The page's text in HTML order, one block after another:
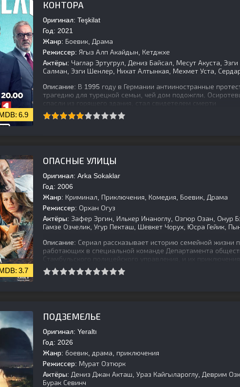
6.9
КОНТОРА
Оригинал: Teşkilat
Год: 2021
Жанр: Боевик, Драма
Режиссер: Ягыз Алп Акайдын, Кетджхе
Актёры: Чаглар Эртугрул, Дениз Байсал, Месут Акуста,
Салман, Эзги Шенлер, Нихат Алтынкая, Мехмет Уста,
Описание: В 1995 году в Германии антииностранные
трагедию для турецкой семьи, чей дом подожгли.
спасли из горящего здания, стал свидетелем смерти
3.7
ОПАСНЫЕ УЛИЦЫ
Оригинал: Arka Sokaklar
Год: 2006
Жанр: Криминал, Приключения, Комедия, Боевик, Драма
Режиссер: Орхан Огуз
Актёры: Зафер Эргин, Илькер Инаноглу, Озгюр Озан, Онур
Гамзе Озчелик, Угур Пекташ, Шевкет Чорух, Юсра Гейик,
Описание: Сериал рассказывает историю семейной жизни
работающих в специальной команде Департамента
Стамбульского полицейского управления, и их
ПОДЗЕМЕЛЬЕ
Оригинал: Yeraltı
Год: 2026
Жанр: боевик, драма, приключения
Режиссер: Мурат Озтюрк
Актёры: Дениз Джан Акташ, Ураз Кайгылароглу, Деврим
Бурак Севинч